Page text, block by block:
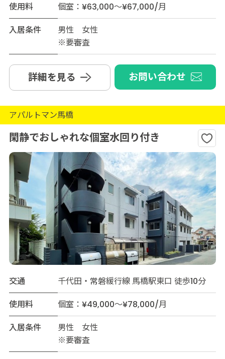
使用料
個室：¥63,000～¥67,000/月
入居条件
男性 女性
※要審査
詳細を見る お問い合わせ
アパルトマン馬橋
閑静でおしゃれな個室水回り付き
交通
千代田・常磐緩行線 馬橋駅東口 徒歩10分
使用料
個室：¥49,000～¥78,000/月
入居条件
男性 女性
※要審査